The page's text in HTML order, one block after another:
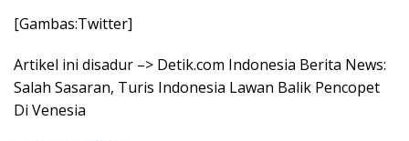
[Gambas:Twitter]
Artikel ini disadur –> Detik.com Indonesia Berita News:
Salah Sasaran, Turis Indonesia Lawan Balik Pencopet
Di Venesia